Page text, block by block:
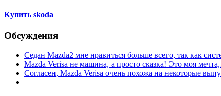
Купить skoda
Обсуждения
Седан Mazda2 мне нравиться больше всего, так как
Mazda Verisa не машина, а просто сказка! Это моя
Согласен, Mazda Verisa очень похожа на некоторые